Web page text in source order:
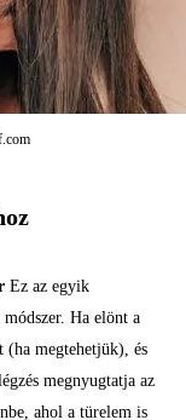
Ez az egyik
Ha elönt a
(ha megtehetjük), és
megnyugtatja az
ahol a türelem is